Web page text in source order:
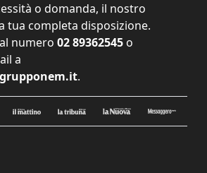
o domanda, il nostro
tua completa disposizione.
numero 02 89362545 o
a
.